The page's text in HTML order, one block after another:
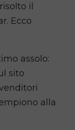
il
Ecco
assolo:
sito
alla